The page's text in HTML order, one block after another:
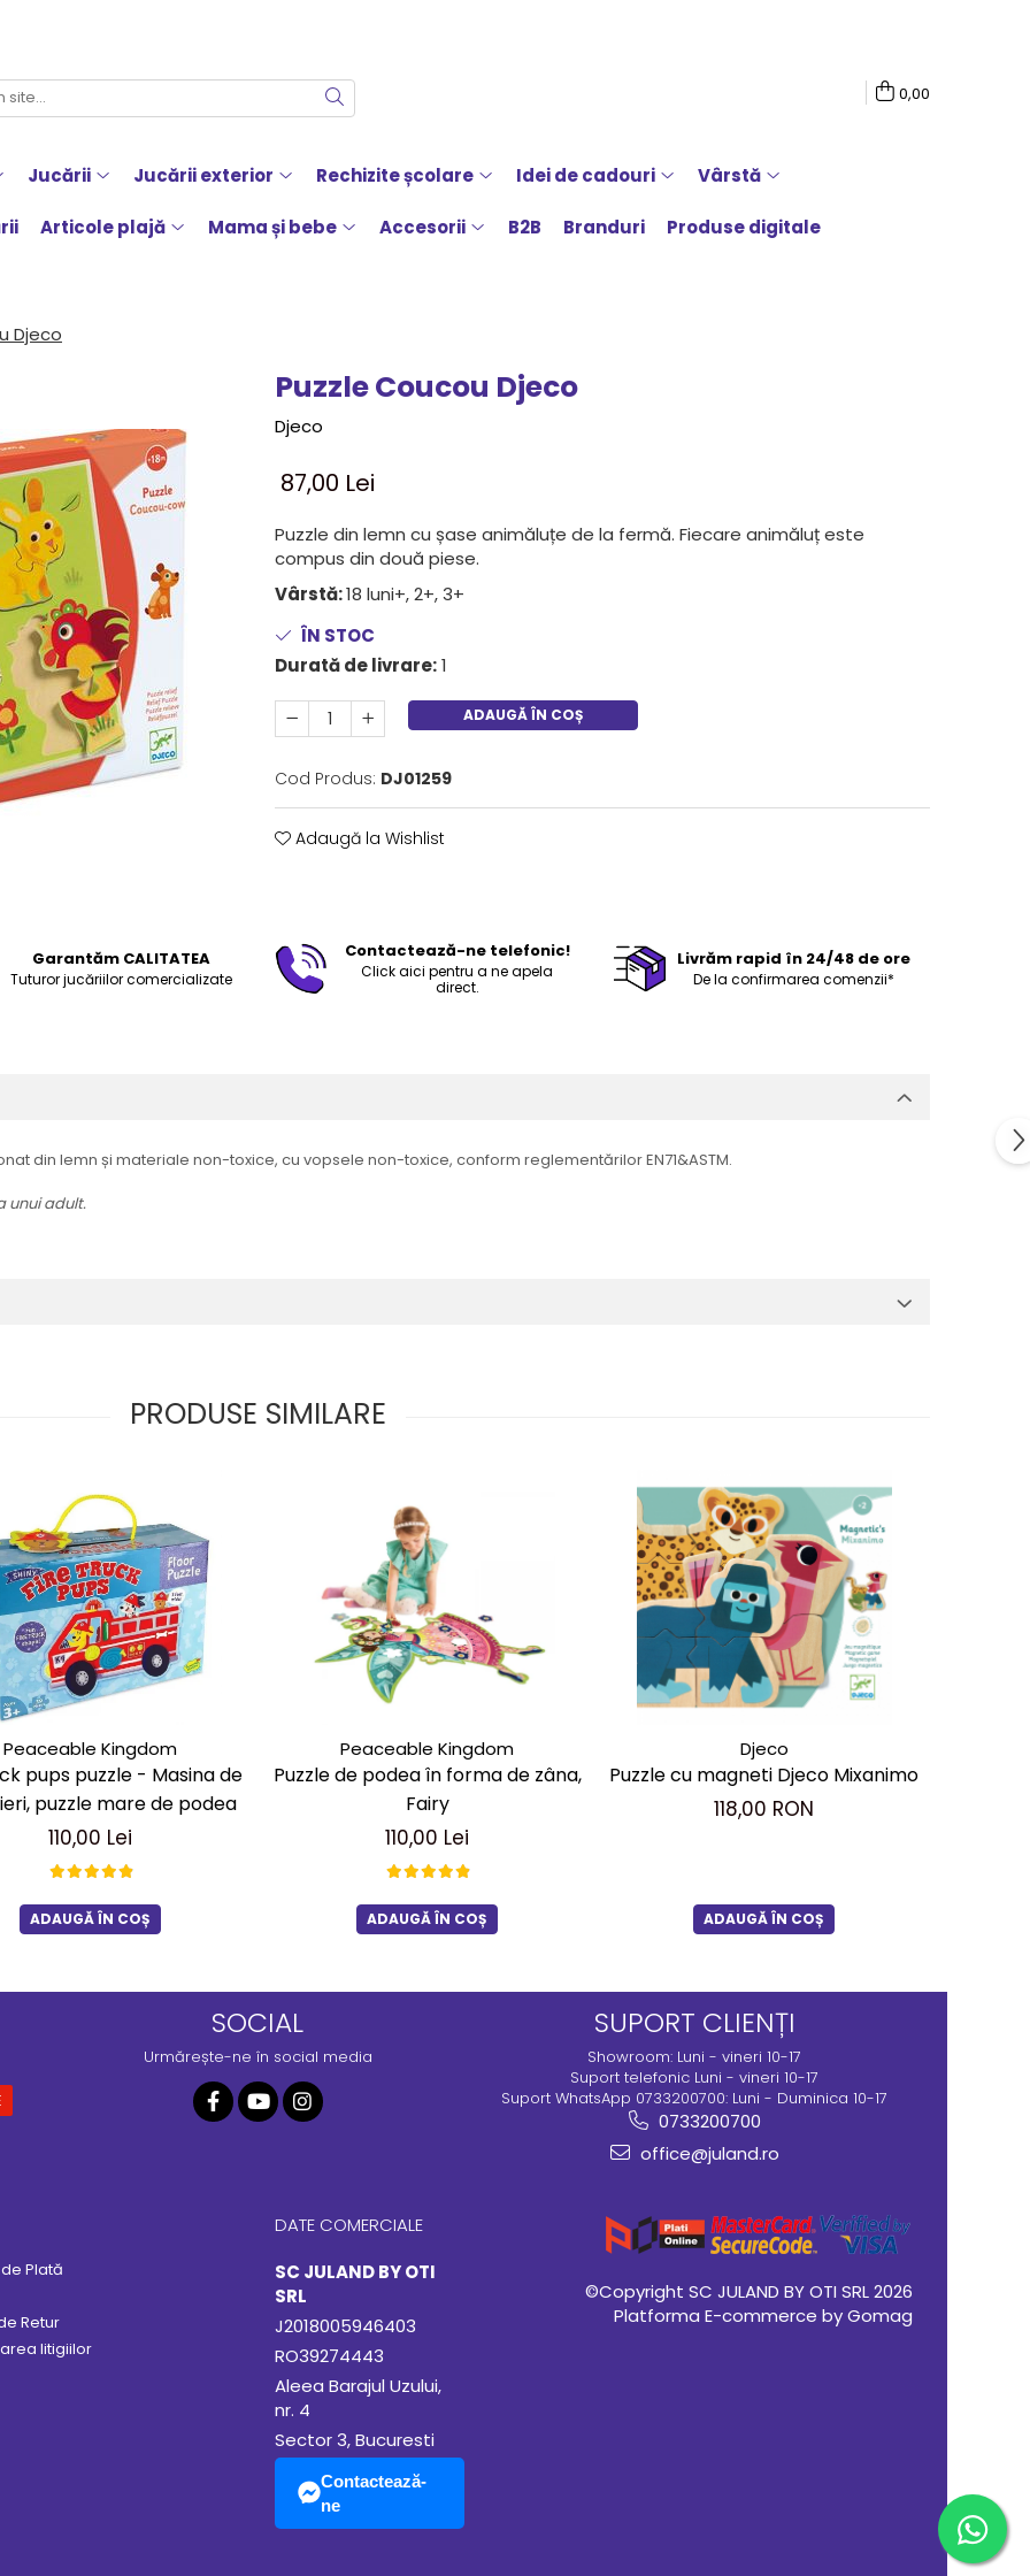
0,00
Jucării Jucării exterior Rechizite școlare Idei de cadouri Vârstă
Articole plajă Mama și bebe Accesorii B2B Branduri Produse digitale
Djeco
Puzzle Coucou Djeco
Djeco
87,00 Lei
Puzzle din lemn cu șase animăluțe de la fermă. Fiecare animăluț este
compus din două piese.
Vârstă:18 luni+, 2+, 3+
ÎN STOC
Durată de livrare:1
ADAUGĂ ÎN COȘ
Cod Produs: DJ01259
Adaugă la Wishlist
Garantăm CALITATEA
Tuturor jucăriilor comercializate
Contactează-ne telefonic!
Click aici pentru a ne apela
direct.
Livrăm rapid în 24/48 de ore
De la confirmarea comenzii*
din lemn și materiale non-toxice, cu vopsele non-toxice, conform reglementărilor EN71&ASTM.
unui adult.
PRODUSE SIMILARE
Peaceable Kingdom
pups puzzle - Masina de
puzzle mare de podea
110,00 Lei
ADAUGĂ ÎN COȘ
Peaceable Kingdom
Puzzle de podea în forma de zâna,
Fairy
110,00 Lei
ADAUGĂ ÎN COȘ
Djeco
Puzzle cu magneti Djeco Mixanimo
118,00 RON
ADAUGĂ ÎN COȘ
SOCIAL
Urmărește-ne în social media
SUPORT CLIENȚI
Showroom: Luni - vineri 10-17
Suport telefonic Luni - vineri 10-17
Suport WhatsApp 0733200700: Luni - Duminica 10-17
0733200700
office@juland.ro
Plată
Retur
litigiilor
DATE COMERCIALE
SC JULAND BY OTI
SRL
J2018005946403
RO39274443
Aleea Barajul Uzului,
nr. 4
Sector 3, Bucuresti
Contactează-
ne
©Copyright SC JULAND BY OTI SRL 2026
Platforma E-commerce by Gomag